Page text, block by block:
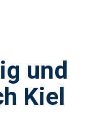
und
Kiel